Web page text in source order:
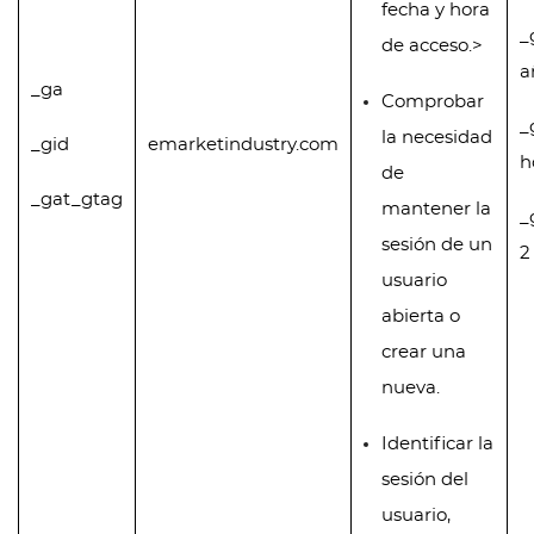
_ga
_gid
_gat_gtag
emarketindustry.com
fecha y hora
de acceso.>
Comprobar
la necesidad
de
mantener la
sesión de un
usuario
abierta o
crear una
nueva.
Identificar la
sesión del
usuario,
2